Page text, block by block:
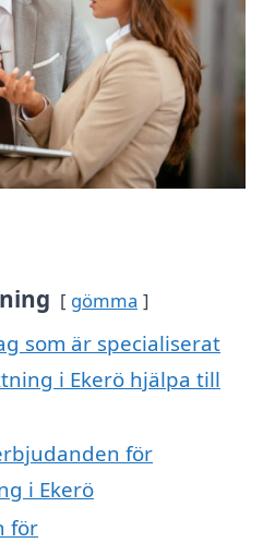
gömma
som är specialiserat
i Ekerö hjälpa till
för
i Ekerö
för